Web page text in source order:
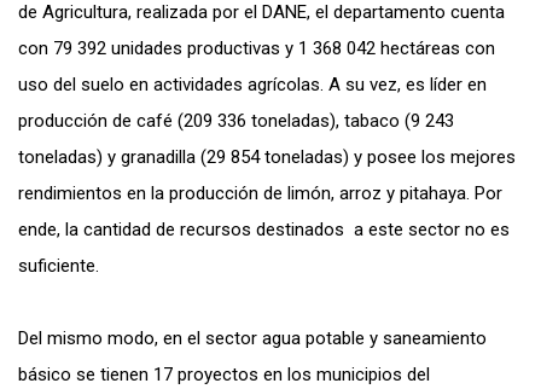
de Agricultura, realizada por el DANE, el departamento cuenta
con 79 392 unidades productivas y 1 368 042 hectáreas con
uso del suelo en actividades agrícolas. A su vez, es líder en
producción de café (209 336 toneladas), tabaco (9 243
toneladas) y granadilla (29 854 toneladas) y posee los mejores
rendimientos en la producción de limón, arroz y pitahaya. Por
ende, la cantidad de recursos destinados a este sector no es
suficiente.
Del mismo modo, en el sector agua potable y saneamiento
básico se tienen 17 proyectos en los municipios del